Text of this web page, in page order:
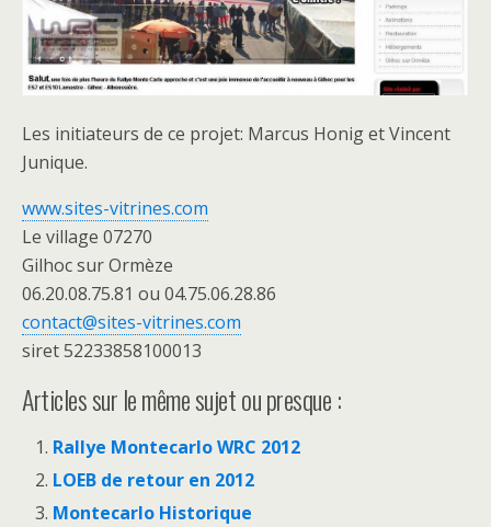
Les initiateurs de ce projet: Marcus Honig et Vincent
Junique.
www.sites-vitrines.com
Le village 07270
Gilhoc sur Ormèze
06.20.08.75.81 ou 04.75.06.28.86
contact@sites-vitrines.com
siret 52233858100013
Articles sur le même sujet ou presque :
Rallye Montecarlo WRC 2012
LOEB de retour en 2012
Montecarlo Historique